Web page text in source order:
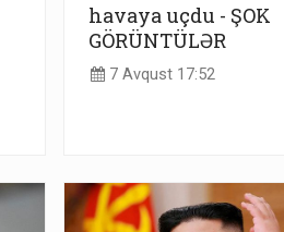
havaya uçdu - ŞOK
GÖRÜNTÜLƏR
7 Avqust 17:52